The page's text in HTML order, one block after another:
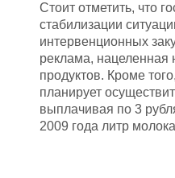
Стоит отметить, что
стабилизации
интервенционных
реклама, нацеленная
продуктов. Кроме
планирует
выплачивая по 3
2009 года литр